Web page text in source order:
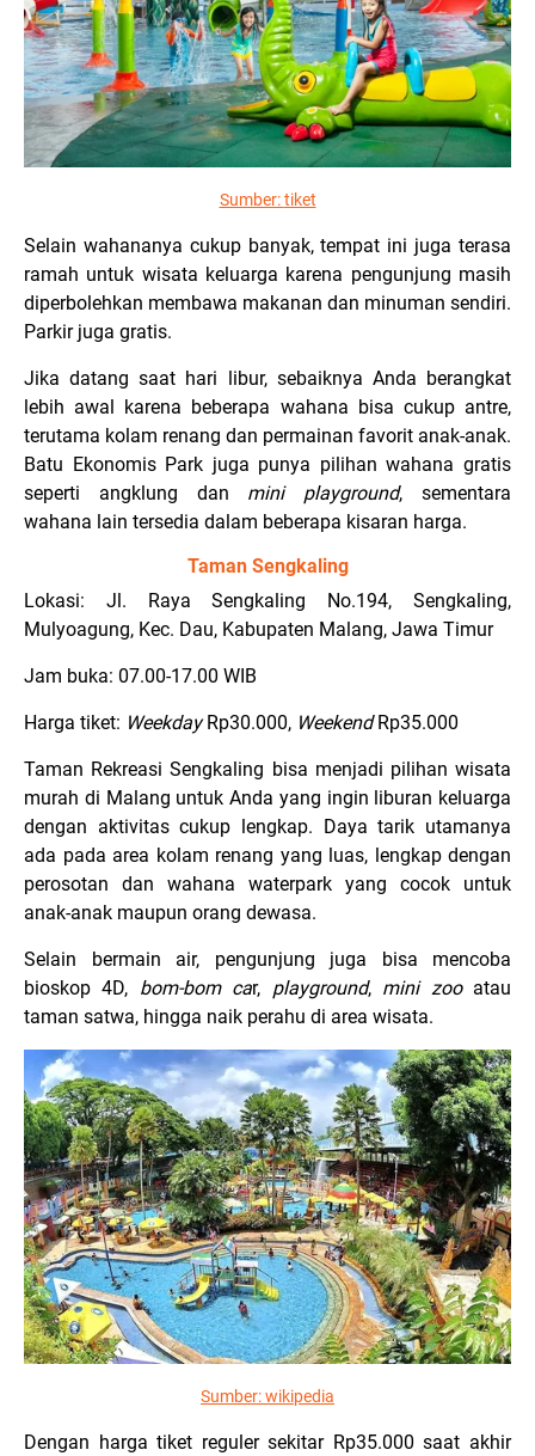
Sumber:tiket
Selain wahananya cukup banyak, tempat ini juga terasa
ramah untuk wisata keluarga karena pengunjung masih
diperbolehkan membawa makanan dan minuman sendiri.
Parkir juga gratis.
Jika datang saat hari libur, sebaiknya Anda berangkat
lebih awal karena beberapa wahana bisa cukup antre,
terutama kolam renang dan permainan favorit anak-anak.
Batu Ekonomis Park juga punya pilihan wahana gratis
seperti angklung dan mini playground, sementara
wahana lain tersedia dalam beberapa kisaran harga.
Taman Sengkaling
Lokasi: Jl. Raya Sengkaling No.194, Sengkaling,
Mulyoagung, Kec. Dau, Kabupaten Malang, Jawa Timur
Jam buka: 07.00-17.00 WIB
Harga tiket: WeekdayRp30.000, WeekendRp35.000
Taman Rekreasi Sengkaling bisa menjadi pilihan wisata
murah di Malang untuk Anda yang ingin liburan keluarga
dengan aktivitas cukup lengkap. Daya tarik utamanya
ada pada area kolam renang yang luas, lengkap dengan
perosotan dan wahana waterpark yang cocok untuk
anak-anak maupun orang dewasa.
Selain bermain air, pengunjung juga bisa mencoba
bioskop 4D, bom-bom car, playground, mini zooatau
taman satwa, hingga naik perahu di area wisata.
Sumber:wikipedia
Dengan harga tiket reguler sekitar Rp35.000 saat akhir